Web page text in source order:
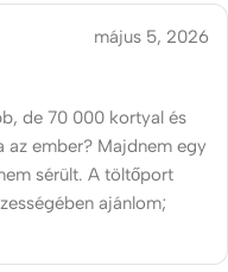
május 5, 2026
de 70 000 kortyal és
az ember? Majdnem egy
sérült. A töltőport
ajánlom;